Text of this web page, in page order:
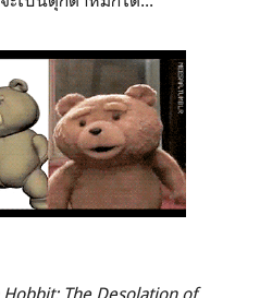
The Desolation of